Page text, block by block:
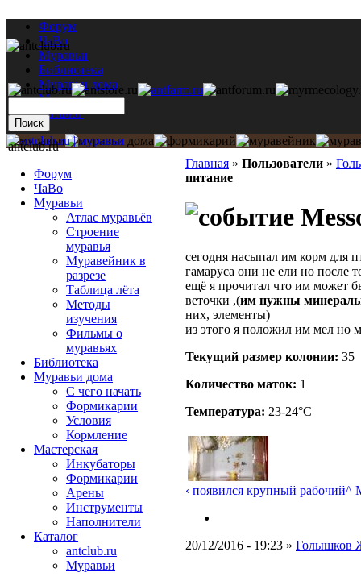
Форум
ЧаВо
Муравьи
Библиотека
Муравьи дома
Мастерская
Каталог
Главная » Пользователи »
питание
сегодня насыпал им корм для
гамаруса они не ели но после
ещё я прочитал что им может
веточки ,(им нужны
них, элементы)
из этого я положил им мел но
Текущий размер кoлонии: 35
Количество маток: 1
Температура: 23-24°C
‹ появился крупный рабочий^
20/12/2016 - 19:23 » Голышков
antclub.ru
Форум
ЧаВо
Муравьи
Атлас муравьёв
Строение
муравья
Муравейник в
разрезе
Таблица лёта
Методы
изучения
Фильмы о
муравьях
Библиотека
Муравьи дома
С чего начать
Формикарии
Условия
Кормление
Мастерская
Инкубаторы
Формикарии
Арены
Инструменты
Наполнители
Каталог
antclub.ru
Муравьи